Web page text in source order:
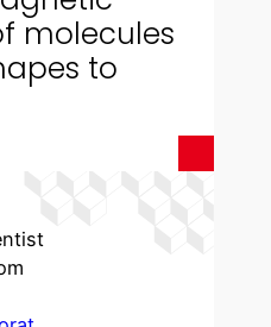
molecules
to